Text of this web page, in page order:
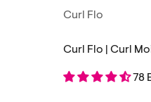
Curl Flo
Curl Flo | Curl
78